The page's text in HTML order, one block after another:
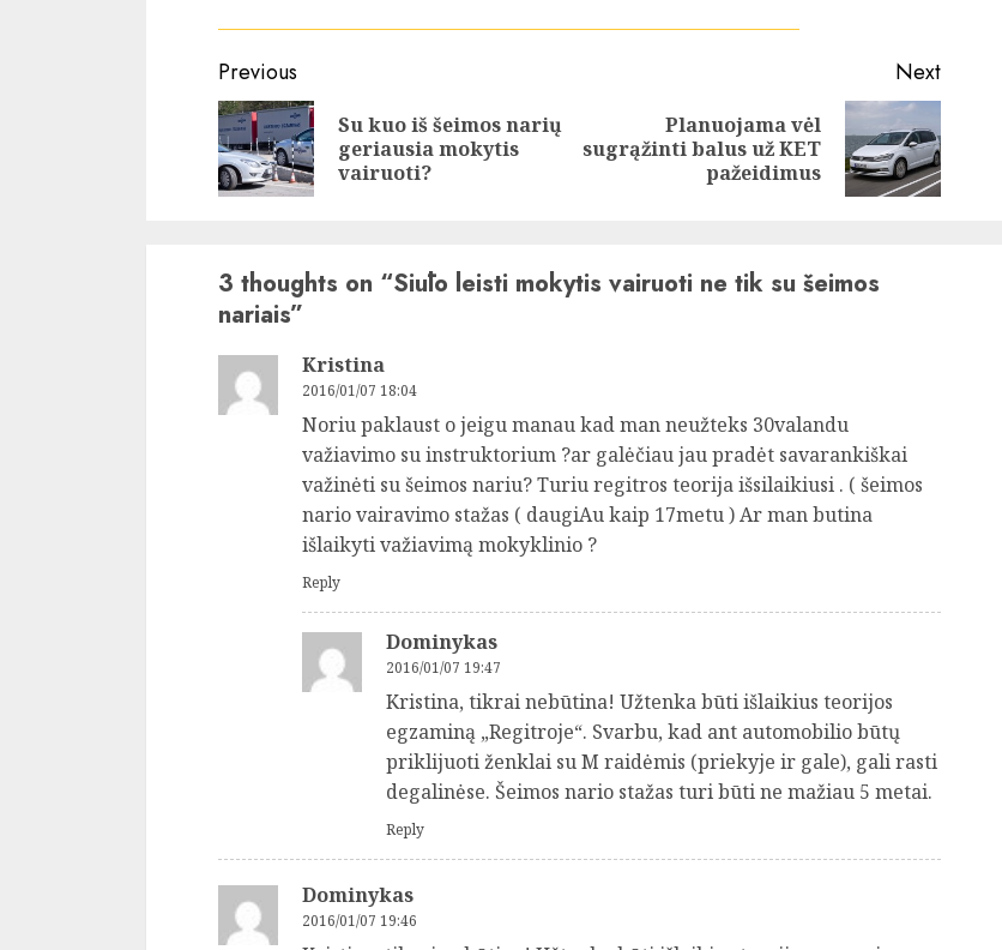
Continue
Reading
Previous
Previous
Su kuo iš šeimos narių
geriausia mokytis
vairuoti?
Next
Next
Planuojama vėl
sugrąžinti balus už KET
pažeidimus
3 thoughts on “Siūlo leisti mokytis vairuoti ne tik su šeimos
nariais”
Kristina
2016/01/07 18:04
Noriu paklaust o jeigu manau kad man neužteks 30valandu
važiavimo su instruktorium ?ar galėčiau jau pradėt savarankiškai
važinėti su šeimos nariu? Turiu regitros teorija išsilaikiusi . ( šeimos
nario vairavimo stažas ( daugiAu kaip 17metu ) Ar man butina
išlaikyti važiavimą mokyklinio ?
Reply
Dominykas
2016/01/07 19:47
Kristina, tikrai nebūtina! Užtenka būti išlaikius teorijos
egzaminą „Regitroje“. Svarbu, kad ant automobilio būtų
priklijuoti ženklai su M raidėmis (priekyje ir gale), gali rasti
degalinėse. Šeimos nario stažas turi būti ne mažiau 5 metai.
Reply
Dominykas
2016/01/07 19:46